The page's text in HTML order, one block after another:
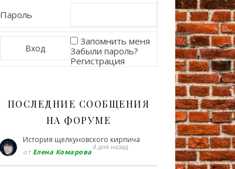
Пароль
Запомнить меня
Забыли пароль?
Регистрация
ПОСЛЕДНИЕ СООБЩЕНИЯ
НА ФОРУМЕ
История щелкуновского кирпича
от Елена Комарова
4 дня назад